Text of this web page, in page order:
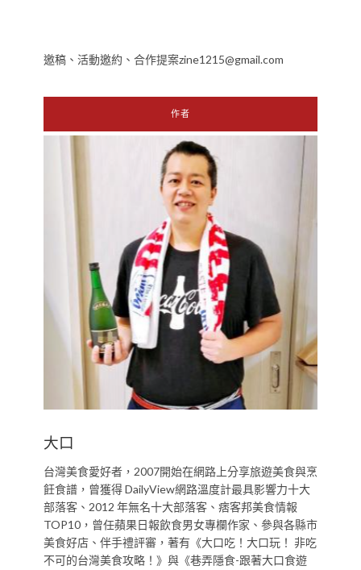
邀稿、活動邀約、合作提案zine1215@gmail.com
作者
大口
台灣美食愛好者，2007開始在網路上分享旅遊美食與烹
飪食譜，曾獲得 DailyView網路溫度計最具影響力十大
部落客、2012 年無名十大部落客、痞客邦美食情報
TOP10，曾任蘋果日報飲食男女專欄作家、參與各縣市
美食好店、伴手禮評審，著有《大口吃！大口玩！ 非吃
不可的台灣美食攻略！》與《巷弄隱食-跟著大口食遊